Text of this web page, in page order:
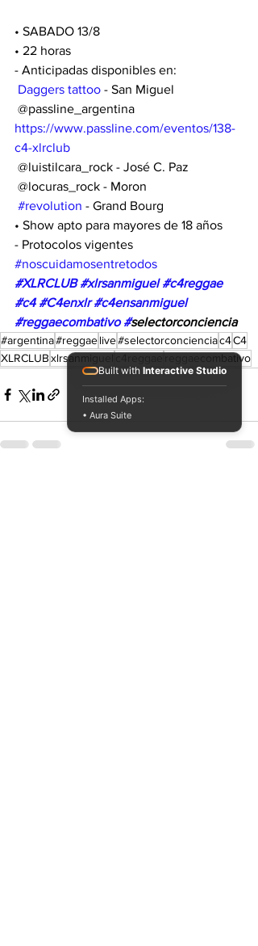
• SABADO 13/8
• 22 horas
- Anticipadas disponibles en:
Daggers tattoo - San Miguel
@passline_argentina
https://www.passline.com/eventos/138-
c4-xlrclub
@luistilcara_rock - José C. Paz
@locuras_rock - Moron
#revolution - Grand Bourg
• Show apto para mayores de 18 años
- Protocolos vigentes
#noscuidamosentretodos
#XLRCLUB #xlrsanmiguel #c4reggae
#c4 #C4enxlr #c4ensanmiguel
#reggaecombativo #selectorconciencia
#argentina#reggaelive#selectorconcienciac4C4
XLRCLUBxlrsanmiguel reggaecombativo
Built with Interactive Studio
Installed Apps:
• Aura Suite